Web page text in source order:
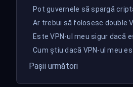
Pot guvernele să spargă
Ar trebui să folosesc double
Este VPN-ul meu sigur dacă
Cum știu dacă VPN-ul meu
Pașii următori